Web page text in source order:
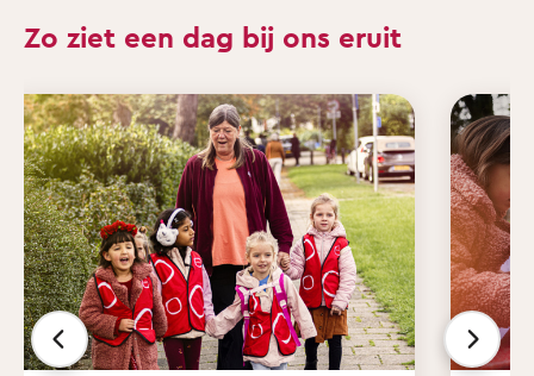
Zo ziet een dag bij ons eruit